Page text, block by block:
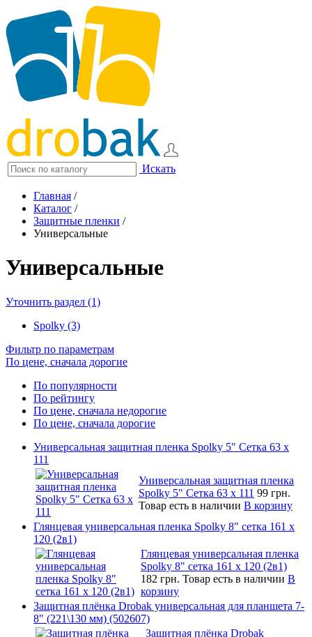
Искать
Главная /
Каталог /
Защитные пленки /
Универсальные
Универсальные
Уточнить раздел (1)
Spolky (3)
Фильтр по параметрам
По цене, сначала дорогие
По популярности
По рейтингу
По цене, сначала недорогие
По цене, сначала дорогие
Универсальная защитная пленка Spolky 5" Сетка 63 x
111
Универсальная защитная пленка
Spolky 5" Сетка 63 x 111 99 грн.
Товар есть в наличии В корзину
Глянцевая универсальная пленка Spolky 8" сетка 161 х
120 (2в1)
Глянцевая универсальная пленка
Spolky 8" сетка 161 х 120 (2в1)
182 грн. Товар есть в наличии В
корзину
Защитная плёнка Drobak универсальная для планшета 7-
8" (221\130 мм) (502607)
Защитная плёнка Drobak